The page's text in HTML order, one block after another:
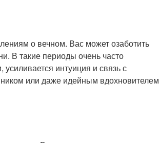
о вечном. Вас может озаботить
В такие периоды очень часто
интуиция и связь с
или даже идейным вдохновителем